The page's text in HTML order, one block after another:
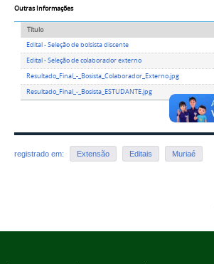
Outras Informações
Título
Edital - Seleção de bolsista discente
Edital - Seleção de colaborador externo
Resultado_Final_-_Bosista_Colaborador_Externo.jpg
Resultado_Final_-_Bosista_ESTUDANTE.jpg
registrado em: Extensão Editais Muriaé